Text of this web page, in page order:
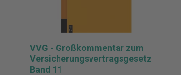
VVG - Großkommentar zum
Versicherungsvertragsgesetz
Band 11